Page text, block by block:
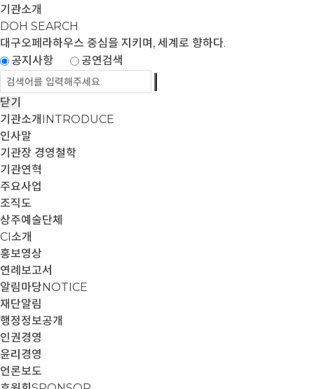
기관소개
DOH SEARCH
대구오페라하우스 중심을 지키며, 세계로 향하다.
공지사항
공연검색
닫기
기관소개 INTRODUCE
인사말
기관장 경영철학
기관연혁
주요사업
조직도
상주예술단체
CI소개
홍보영상
연례보고서
알림마당NOTICE
재단알림
행정정보공개
인권경영
윤리경영
언론보도